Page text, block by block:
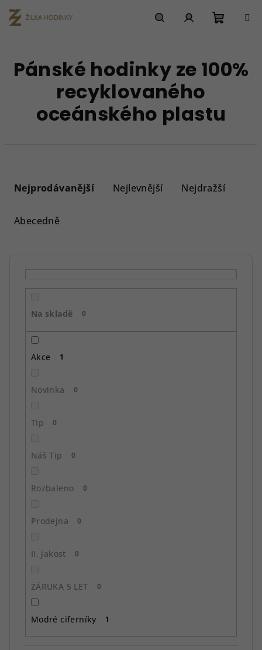
na
obsah
košík
Pánské hodinky ze 100%
recyklovaného
oceánského plastu
Nejprodávanější Nejlevnější Nejdražší
Abecedně
Na skladě 0
Akce 1
Novinka 0
Tip 0
Náš Tip 0
Rozbaleno 0
Prodejna 0
II. jakost 0
ZÁRUKA 5 LET 0
Modré ciferníky 1